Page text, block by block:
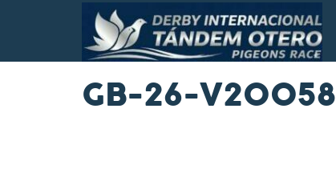
GB-26-V20058